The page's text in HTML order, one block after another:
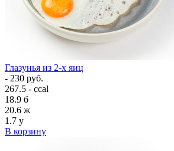
Глазунья из 2-х яиц
- 230 руб.
267.5 - ccal
18.9 б
20.6 ж
1.7 у
В корзину